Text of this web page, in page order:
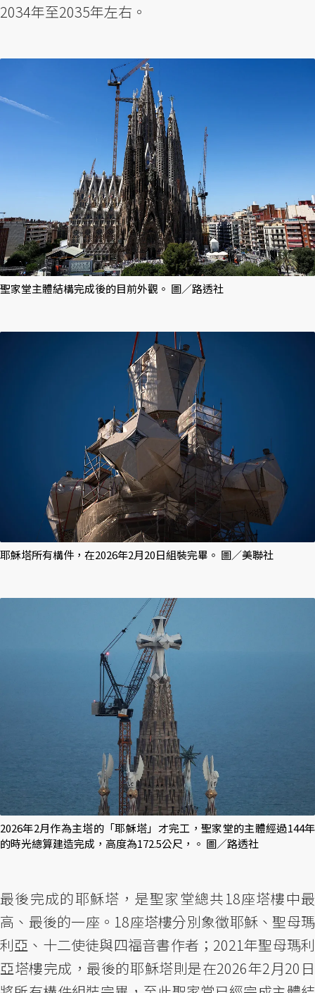
2034年至2035年左右。
聖家堂主體結構完成後的目前外觀。 圖／路透社
耶穌塔所有構件，在2026年2月20日組裝完畢。 圖／美聯社
2026年2月作為主塔的「耶穌塔」才完工，聖家堂的主體經過144年
的時光總算建造完成，高度為172.5公尺，。 圖／路透社
最後完成的耶穌塔，是聖家堂總共18座塔樓中最
高、最後的一座。18座塔樓分別象徵耶穌、聖母瑪
利亞、十二使徒與四福音書作者；2021年聖母瑪利
亞塔樓完成，最後的耶穌塔則是在2026年2月20日